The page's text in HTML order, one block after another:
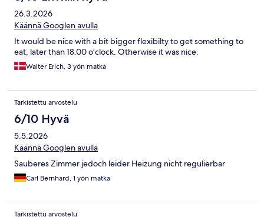
26.3.2026
Käännä Googlen avulla
It would be nice with a bit bigger flexibilty to get something to
eat, later than 18.00 o’clock. Otherwise it was nice.
Walter Erich, 3 yön matka
Tarkistettu arvostelu
6/10 Hyvä
5.5.2026
Käännä Googlen avulla
Sauberes Zimmer jedoch leider Heizung nicht regulierbar
Carl Bernhard, 1 yön matka
Tarkistettu arvostelu